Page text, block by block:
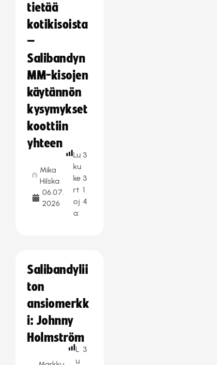
tietää
kotikisoista
–
Salibandyn
MM-kisojen
käytännön
kysymykset
koottiin
yhteen
Mika
Hilska
06.07.
2026
Lu
ku
ke
rt
oj
a:
3
3
1
4
Salibandylii
ton
ansiomerkk
i: Johnny
Holmström
L
u
3